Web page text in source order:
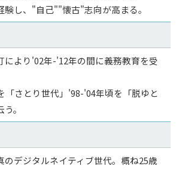
験し、"自己""懐古"志向が高まる。
により'02年-'12年の間に義務教育を受
「さとり世代」'98-'04年頃を「脱ゆと
。
のデジタルネイティブ世代。概ね25歳